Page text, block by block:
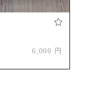
6,000 円